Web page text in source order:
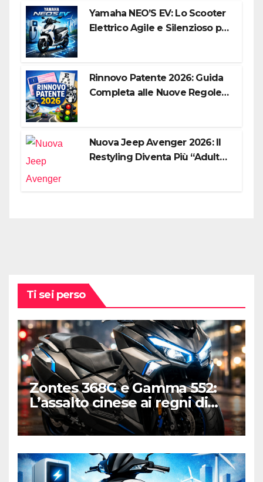
Yamaha NEO’S EV: Lo Scooter
Elettrico Agile e Silenzioso per
Rinnovo Patente 2026: Guida
Completa alle Nuove Regole,
Nuova Jeep Avenger 2026: Il
Restyling Diventa Più “Adulto”,
Ti sei perso
Zontes 368G e Gamma 552:
L’assalto cinese ai regni di
Honda e Yamaha